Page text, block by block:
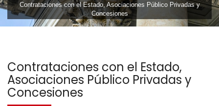
Contrataciones con el Estado, Asociaciones Público Privadas y
Concesiones
Contrataciones con el Estado,
Asociaciones Público Privadas y
Concesiones